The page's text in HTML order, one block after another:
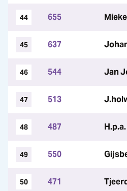
44 655
45 637
46 544 Jan
47 513
48 487
49 550
50 471